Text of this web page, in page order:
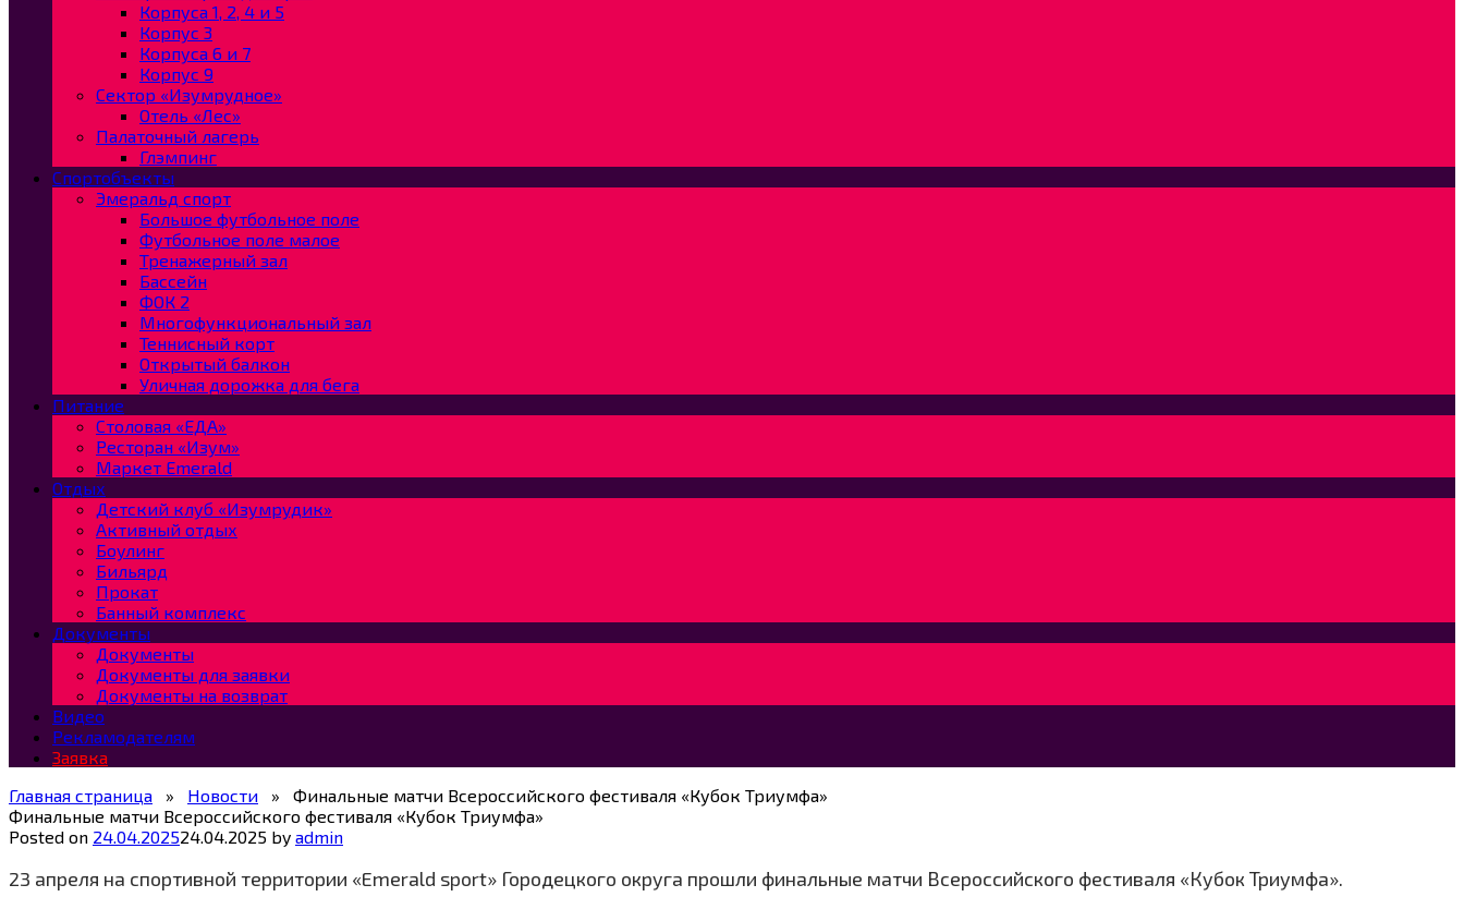
Корпуса 1, 2, 4 и 5
Корпус 3
Корпуса 6 и 7
Корпус 9
Сектор «Изумрудное»
Отель «Лес»
Палаточный лагерь
Глэмпинг
Спортобъекты
Эмеральд спорт
Большое футбольное поле
Футбольное поле малое
Тренажерный зал
Бассейн
ФОК 2
Многофункциональный зал
Теннисный корт
Открытый балкон
Уличная дорожка для бега
Питание
Столовая «ЕДА»
Ресторан «Изум»
Маркет Emerald
Отдых
Детский клуб «Изумрудик»
Активный отдых
Боулинг
Бильярд
Прокат
Банный комплекс
Документы
Документы
Документы для заявки
Документы на возврат
Видео
Рекламодателям
Заявка
Главная страница » Новости » Финальные матчи Всероссийского фестиваля «Кубок Триумфа»
Финальные матчи Всероссийского фестиваля «Кубок Триумфа»
Posted on 24.04.202524.04.2025 by admin
23 апреля на спортивной территории «Emerаld sport» Городецкого округа прошли финальные матчи Всероссийского фестиваля «Кубок Триумфа».